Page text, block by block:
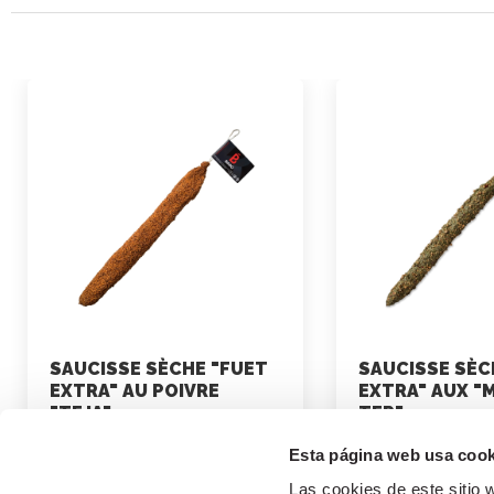
Esta página web usa
Las cookies de este sitio
SAUCISSE SÈCHE "FUET
EXTRA" AU POIVRE
"TEJA"
SAUCISSE
EXTRA" AUX
TER"
marketing